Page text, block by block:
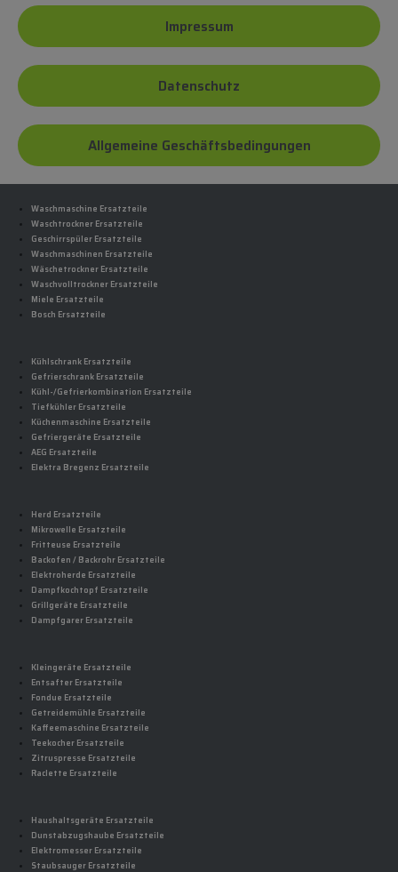
Impressum
Datenschutz
Allgemeine Geschäftsbedingungen
Waschmaschine Ersatzteile
Waschtrockner Ersatzteile
Geschirrspüler Ersatzteile
Waschmaschinen Ersatzteile
Wäschetrockner Ersatzteile
Waschvolltrockner Ersatzteile
Miele Ersatzteile
Bosch Ersatzteile
Kühlschrank Ersatzteile
Gefrierschrank Ersatzteile
Kühl-/Gefrierkombination Ersatzteile
Tiefkühler Ersatzteile
Küchenmaschine Ersatzteile
Gefriergeräte Ersatzteile
AEG Ersatzteile
Elektra Bregenz Ersatzteile
Herd Ersatzteile
Mikrowelle Ersatzteile
Fritteuse Ersatzteile
Backofen / Backrohr Ersatzteile
Elektroherde Ersatzteile
Dampfkochtopf Ersatzteile
Grillgeräte Ersatzteile
Dampfgarer Ersatzteile
Kleingeräte Ersatzteile
Entsafter Ersatzteile
Fondue Ersatzteile
Getreidemühle Ersatzteile
Kaffeemaschine Ersatzteile
Teekocher Ersatzteile
Zitruspresse Ersatzteile
Raclette Ersatzteile
Haushaltsgeräte Ersatzteile
Dunstabzugshaube Ersatzteile
Elektromesser Ersatzteile
Staubsauger Ersatzteile